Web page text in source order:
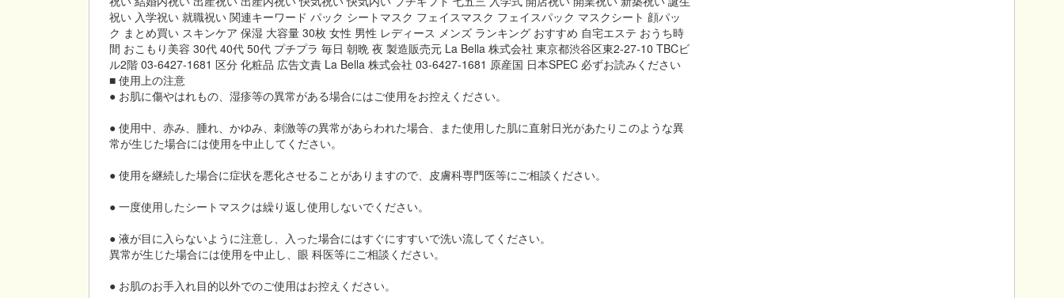
祝い 入学祝い 就職祝い 関連キーワード パック シートマスク フェイスマスク フェイスパック マスクシート 顔パッ
ク まとめ買い スキンケア 保湿 大容量 30枚 女性 男性 レディース メンズ ランキング おすすめ 自宅エステ おうち時
間 おこもり美容 30代 40代 50代 プチプラ 毎日 朝晩 夜 製造販売元 La Bella 株式会社 東京都渋谷区東2-27-10 TBCビ
ル2階 03-6427-1681 区分 化粧品 広告文責 La Bella 株式会社 03-6427-1681 原産国 日本SPEC 必ずお読みください
■ 使用上の注意
● お肌に傷やはれもの、湿疹等の異常がある場合にはご使用をお控えください。
● 使用中、赤み、腫れ、かゆみ、刺激等の異常があらわれた場合、また使用した肌に直射日光があたりこのような異
常が生じた場合には使用を中止してください。
● 使用を継続した場合に症状を悪化させることがありますので、皮膚科専門医等にご相談ください。
● 一度使用したシートマスクは繰り返し使用しないでください。
● 液が目に入らないように注意し、入った場合にはすぐにすすいで洗い流してください。
異常が生じた場合には使用を中止し、眼 科医等にご相談ください。
● お肌のお手入れ目的以外でのご使用はお控えください。